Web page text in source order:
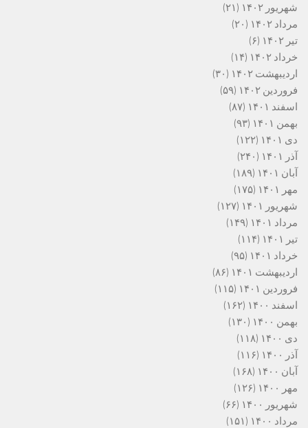
شهریور ۱۴۰۲
(۲۱)
مرداد ۱۴۰۲
(۲۰)
تیر ۱۴۰۲
(۶)
خرداد ۱۴۰۲
(۱۴)
اردیبهشت ۱۴۰۲
(۳۰)
فروردین ۱۴۰۲
(۵۹)
اسفند ۱۴۰۱
(۸۷)
بهمن ۱۴۰۱
(۹۳)
دی ۱۴۰۱
(۱۲۲)
آذر ۱۴۰۱
(۲۴۰)
آبان ۱۴۰۱
(۱۸۹)
مهر ۱۴۰۱
(۱۷۵)
شهریور ۱۴۰۱
(۱۲۷)
مرداد ۱۴۰۱
(۱۴۹)
تیر ۱۴۰۱
(۱۱۴)
خرداد ۱۴۰۱
(۹۵)
اردیبهشت ۱۴۰۱
(۸۶)
فروردین ۱۴۰۱
(۱۱۵)
اسفند ۱۴۰۰
(۱۶۲)
بهمن ۱۴۰۰
(۱۳۰)
دی ۱۴۰۰
(۱۱۸)
آذر ۱۴۰۰
(۱۱۶)
آبان ۱۴۰۰
(۱۶۸)
مهر ۱۴۰۰
(۱۲۶)
شهریور ۱۴۰۰
(۶۶)
مرداد ۱۴۰۰
(۱۵۱)